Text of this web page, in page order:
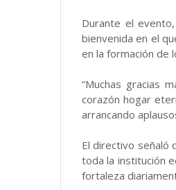
Durante el
bienvenida en el
en la formación de
“Muchas gracias
corazón hogar
arrancando
El directivo señaló
toda la institución
fortaleza